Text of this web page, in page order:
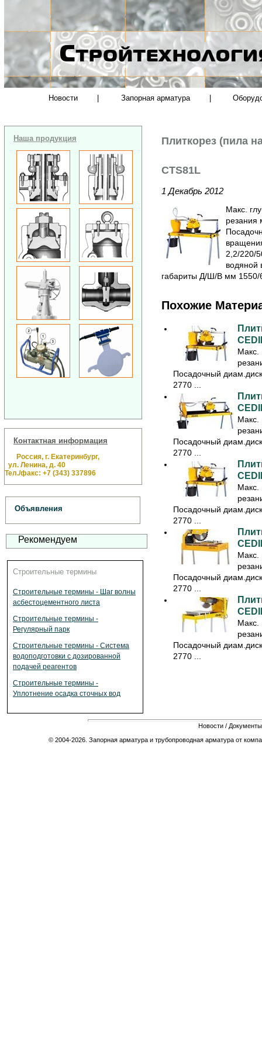
Новости Запорная арматура
Наша продукция
Контактная информация
Россия, г. Екатеринбург,
ул. Ленина, д. 40
Тел./факс: +7 (343) 337896
Объявления
Рекомендуем
Строительные термины
Строительные термины - Шаг волны
асбестоцементного листа
Строительные термины -
Регулярный парк
Строительные термины - Система
водоподготовки с дозированной
подачей реагентов
Строительные термины -
Уплотнение осадка сточных вод
Плиткорез (пила
CTS81L
1 Декабрь 2012
Макс.
резания
2,2/220/
водяной
габариты Д/Ш/В мм 1550/
Похожие
Макс.
Посадочный
2770 ...
Макс.
Посадочный
2770 ...
Макс.
Посадочный
2770 ...
Макс.
Посадочный
2770 ...
Макс.
Посадочный
2770 ...
Новости / Документы
© 2004-2026. Запорная арматура и трубопроводная арматура от